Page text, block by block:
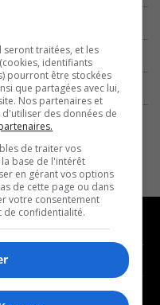
franco
seront traitées, et les
identifiants
pourront être stockées
que partagées avec lui,
Nos partenaires et
des données de
de traiter vos
base de l'intérêt
en gérant vos options
de cette page ou dans
votre consentement
de confidentialité.